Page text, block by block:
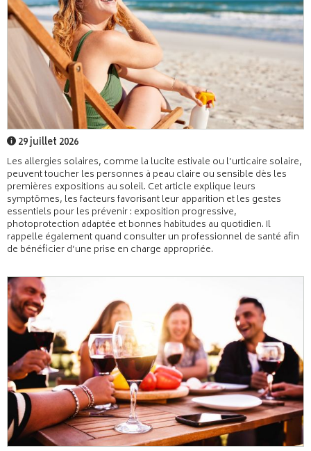
29 juillet 2026
Les allergies solaires, comme la lucite estivale ou l’urticaire solaire,
peuvent toucher les personnes à peau claire ou sensible dès les
premières expositions au soleil. Cet article explique leurs
symptômes, les facteurs favorisant leur apparition et les gestes
essentiels pour les prévenir : exposition progressive,
photoprotection adaptée et bonnes habitudes au quotidien. Il
rappelle également quand consulter un professionnel de santé afin
de bénéficier d’une prise en charge appropriée.